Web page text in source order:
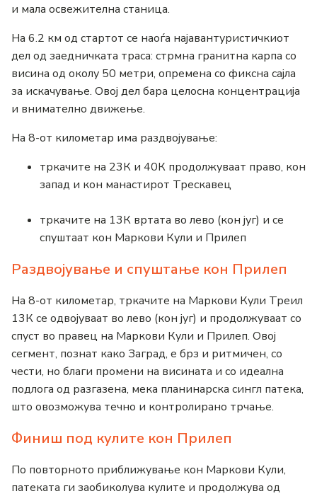
и мала освежителна станица.
На 6.2 км од стартот се наоѓа најавантуристичкиот
дел од заедничката траса: стрмна гранитна карпа со
висина од околу 50 метри, опремена со фиксна сајла
за искачување. Овој дел бара целосна концентрација
и внимателно движење.
На 8-от километар има раздвојување:
тркачите на 23К и 40К продолжуваат право, кон
запад и кон манастирот Трескавец
тркачите на 13К вртата во лево (кон југ) и се
спуштаат кон Маркови Кули и Прилеп
Раздвојување и спуштање кон Прилеп
На 8-от километар, тркачите на Маркови Кули Треил
13К се одвојуваат во лево (кон југ) и продолжуваат со
спуст во правец на Маркови Кули и Прилеп. Овој
сегмент, познат како Заград, е брз и ритмичен, со
чести, но благи промени на висината и со идеална
подлога од разгазена, мека планинарска сингл патека,
што овозможува течно и контролирано трчање.
Финиш под кулите кон Прилеп
По повторното приближување кон Маркови Кули,
патеката ги заобиколува кулите и продолжува од